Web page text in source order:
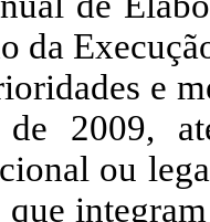
da
e
2009,
ou
que